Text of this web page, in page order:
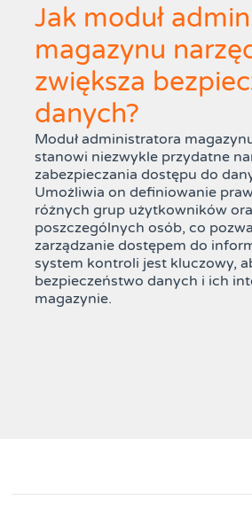
Jak moduł
magazynu
zwiększa
danych?
Moduł administratora
stanowi niezwykle przydatne
zabezpieczania dostępu do
Umożliwia on definiowanie
różnych grup użytkowników
poszczególnych osób, co
zarządzanie dostępem do
system kontroli jest kluczowy,
bezpieczeństwo danych i ich
magazynie.